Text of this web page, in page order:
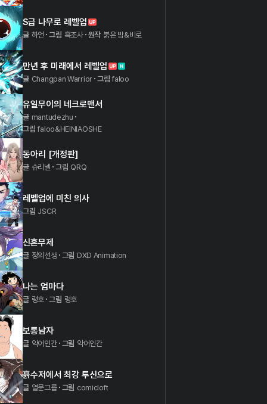
S급 나무로 레벨업
글 하언 그림 흑조사 원작 붉은 밤&비로
만년 후 미래에서 레벨업
글 Changpan Warrior 그림 faloo
유일무이의 네크로맨서
글 mantudezhu
그림 faloo&HEINIAOSHE
동아리 [개정판]
글 슈리넬 그림 QRQ
레벨업에 미친 의사
그림 JSCR
신혼무제
글 정의선생 그림 DXD Animation
나는 엄마다
글 렁호 그림 렁호
보통남자
글 악어인간 그림 악어인간
흙수저에서 최강 투신으로
글 열문그룹 그림 comicloft